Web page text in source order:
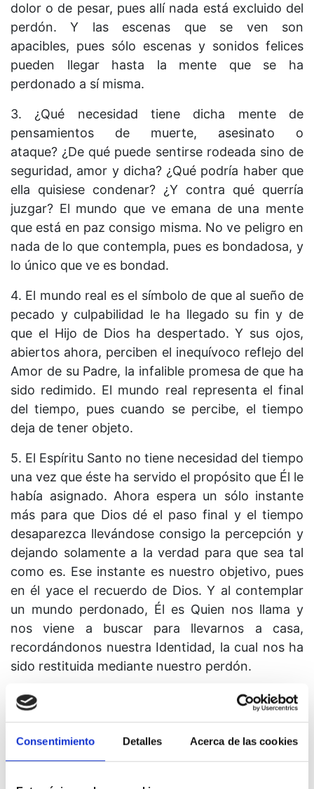
Consentimiento Detalles Acerca de las cookies
dolor o de pesar, pues allí nada está excluido del
perdón. Y las escenas que se ven son
apacibles, pues sólo escenas y sonidos felices
pueden llegar hasta la mente que se ha
perdonado a sí misma.
3. ¿Qué necesidad tiene dicha mente de
pensamientos de muerte, asesinato o
ataque? ¿De qué puede sentirse rodeada sino de
seguridad, amor y dicha? ¿Qué podría haber que
ella quisiese condenar? ¿Y contra qué querría
juzgar? El mundo que ve emana de una mente
que está en paz consigo misma. No ve peligro en
nada de lo que contempla, pues es bondadosa, y
lo único que ve es bondad.
4. El mundo real es el símbolo de que al sueño de
pecado y culpabilidad le ha llegado su fin y de
que el Hijo de Dios ha despertado. Y sus ojos,
abiertos ahora, perciben el inequívoco reflejo del
Amor de su Padre, la infalible promesa de que ha
sido redimido. El mundo real representa el final
del tiempo, pues cuando se percibe, el tiempo
deja de tener objeto.
5. El Espíritu Santo no tiene necesidad del tiempo
una vez que éste ha servido el propósito que Él le
había asignado. Ahora espera un sólo instante
más para que Dios dé el paso final y el tiempo
desaparezca llevándose consigo la percepción y
dejando solamente a la verdad para que sea tal
como es. Ese instante es nuestro objetivo, pues
en él yace el recuerdo de Dios. Y al contemplar
un mundo perdonado, Él es Quien nos llama y
nos viene a buscar para llevarnos a casa,
recordándonos nuestra Identidad, la cual nos ha
sido restituida mediante nuestro perdón.